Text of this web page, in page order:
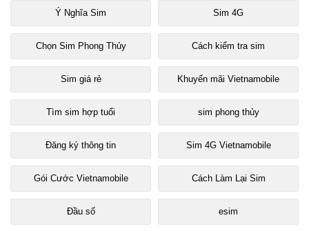
Ý Nghĩa Sim Sim 4G
Chọn Sim Phong Thủy Cách kiểm tra sim
Sim giá rẻ Khuyến mãi Vietnamobile
Tìm sim hợp tuổi sim phong thủy
Đăng ký thông tin Sim 4G Vietnamobile
Gói Cước Vietnamobile Cách Làm Lại Sim
Đầu số esim